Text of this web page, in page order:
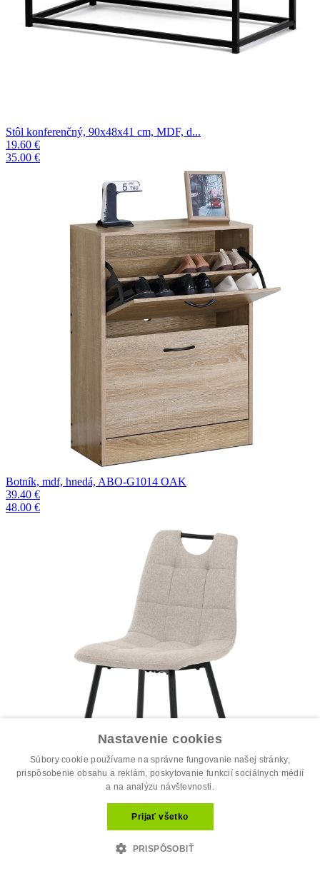
Stôl konferenčný, 90x48x41 cm, MDF, d...
19.60 €
35.00 €
Botník, mdf, hnedá, ABO-G1014 OAK
39.40 €
48.00 €
Jedálenská stolička, béžová, látka, D...
Nastavenie cookies
Súbory cookie používame na správne fungovanie našej stránky,
prispôsobenie obsahu a reklám, poskytovanie funkcií sociálnych médií
a na analýzu návštevnosti.
Prijať všetko
PRISPÔSOBIŤ